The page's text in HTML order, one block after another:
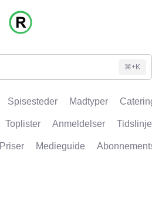
⌘+K
Spisesteder Madtyper
Toplister Anmeldelser Tidslinje
Priser Medieguide